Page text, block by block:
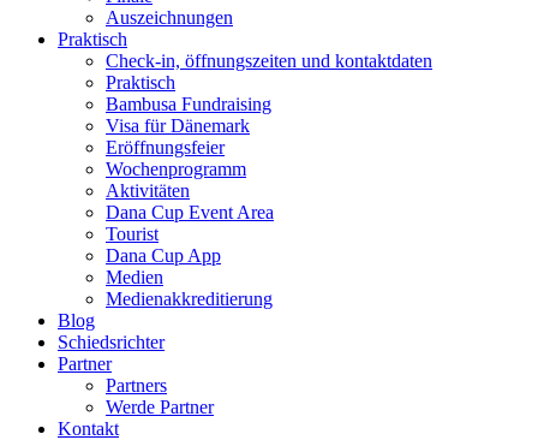
Auszeichnungen
Praktisch
Check-in, öffnungszeiten und kontaktdaten
Praktisch
Bambusa Fundraising
Visa für Dänemark
Eröffnungsfeier
Wochenprogramm
Aktivitäten
Dana Cup Event Area
Tourist
Dana Cup App
Medien
Medienakkreditierung
Blog
Schiedsrichter
Partner
Partners
Werde Partner
Kontakt